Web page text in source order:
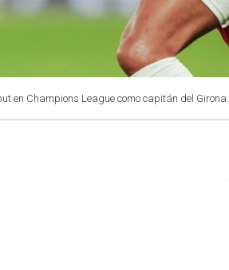
en Champions League como capitán del Girona.